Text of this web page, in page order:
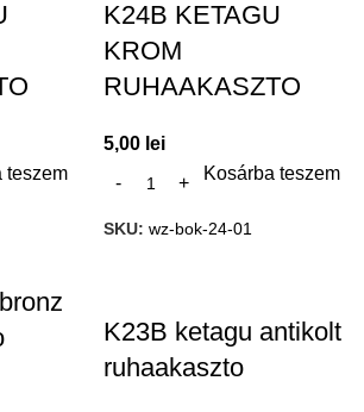
teszem
K24B KETAGU
KROM
RUHAAKASZTO
5,00 lei
Kosárba teszem
SKU: wz-bok-24-01
K23B ketagu antikolt
ruhaakaszto